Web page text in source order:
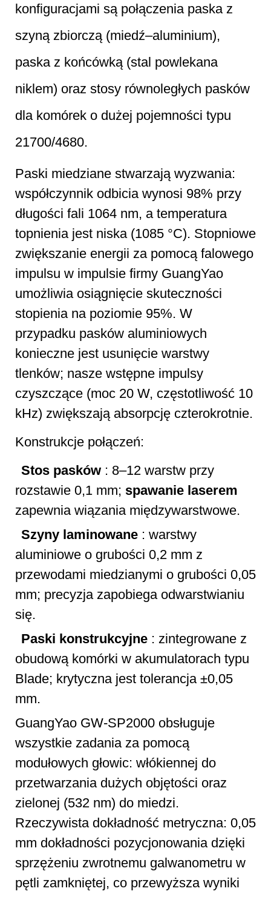
konfiguracjami są połączenia paska z
szyną zbiorczą (miedź–aluminium),
paska z końcówką (stal powlekana
niklem) oraz stosy równoległych pasków
dla komórek o dużej pojemności typu
21700/4680.
Paski miedziane stwarzają wyzwania:
współczynnik odbicia wynosi 98% przy
długości fali 1064 nm, a temperatura
topnienia jest niska (1085 °C). Stopniowe
zwiększanie energii za pomocą falowego
impulsu w impulsie firmy GuangYao
umożliwia osiągnięcie skuteczności
stopienia na poziomie 95%. W
przypadku pasków aluminiowych
konieczne jest usunięcie warstwy
tlenków; nasze wstępne impulsy
czyszczące (moc 20 W, częstotliwość 10
kHz) zwiększają absorpcję czterokrotnie.
Konstrukcje połączeń:
Stos pasków : 8–12 warstw przy
rozstawie 0,1 mm; spawanie laserem
zapewnia wiązania międzywarstwowe.
Szyny laminowane : warstwy
aluminiowe o grubości 0,2 mm z
przewodami miedzianymi o grubości 0,05
mm; precyzja zapobiega odwarstwianiu
się.
Paski konstrukcyjne : zintegrowane z
obudową komórki w akumulatorach typu
Blade; krytyczna jest tolerancja ±0,05
mm.
GuangYao GW-SP2000 obsługuje
wszystkie zadania za pomocą
modułowych głowic: włókiennej do
przetwarzania dużych objętości oraz
zielonej (532 nm) do miedzi.
Rzeczywista dokładność metryczna: 0,05
mm dokładności pozycjonowania dzięki
sprzężeniu zwrotnemu galwanometru w
pętli zamkniętej, co przewyższa wyniki